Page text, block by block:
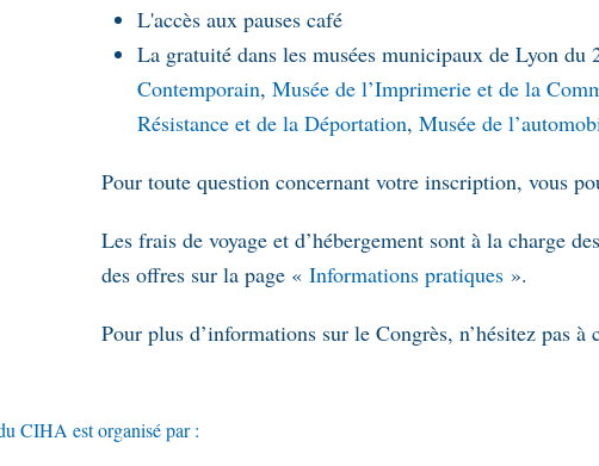
L'accès aux pauses café
La gratuité dans les musées municipaux de Lyon du
Contemporain, Musée de l’Imprimerie et de la
Résistance et de la Déportation, Musée de
Pour toute question concernant votre inscription, vous
Les frais de voyage et d’hébergement sont à la charge
des offres sur la page « Informations pratiques».
Pour plus d’informations sur le Congrès, n’hésitez pas à
CIHA est organisé par :